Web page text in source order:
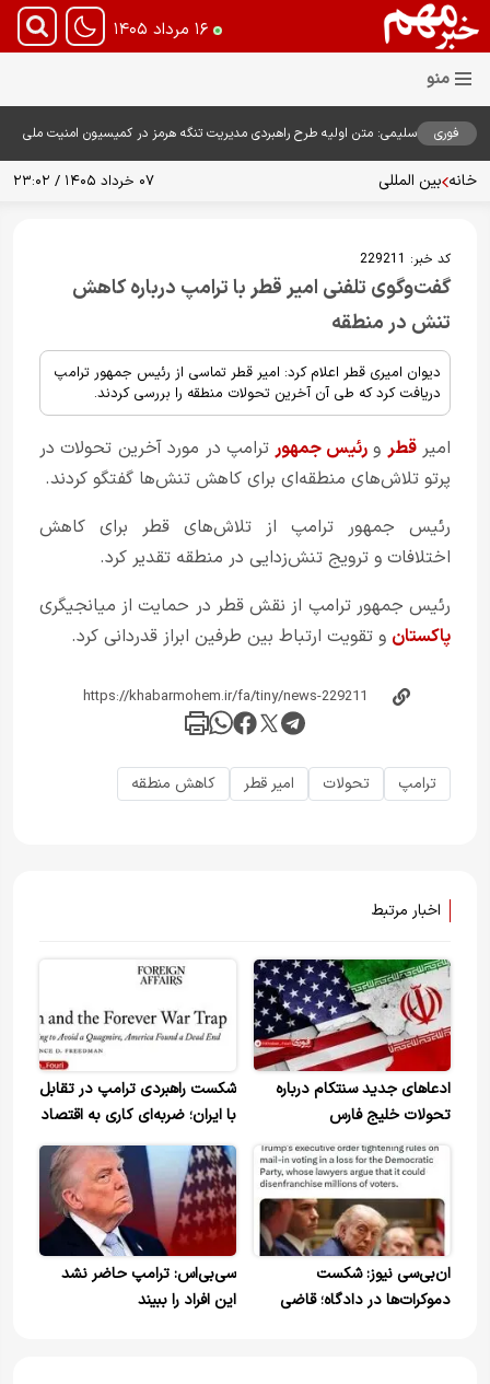
۱۶ مرداد ۱۴۰۵
فوری
سلیمی: متن اولیه طرح راهبردی مدیریت تنگه هرمز در کمیسیون امنیت ملی
خانه بین المللی ۰۷ خرداد ۱۴۰۵ / ۲۳:۰۲
کد خبر: 229211
گفت‌وگوی تلفنی امیر قطر با ترامپ درباره کاهش
تنش در منطقه
دیوان امیری قطر اعلام کرد: امیر قطر تماسی از رئیس جمهور ترامپ
دریافت کرد که طی آن آخرین تحولات منطقه را بررسی کردند.
امیرقطر ورئیس جمهورترامپ در مورد آخرین تحولات در
پرتو تلاش‌های منطقه‌ای برای کاهش تنش‌ها گفتگو کردند.
رئیس جمهور ترامپ از تلاش‌های قطر برای کاهش
اختلافات و ترویج تنش‌زدایی در منطقه تقدیر کرد.
رئیس جمهور ترامپ از نقش قطر در حمایت از میانجیگری
پاکستان و تقویت ارتباط بین طرفین ابراز قدردانی کرد.
ترامپ تحولات امیر قطر کاهش منطقه
اخبار مرتبط
ادعاهای جدید سنتکام درباره
تحولات خلیج فارس
شکست راهبردی ترامپ در تقابل
با ایران؛ ضربه‌ای کاری به اقتصاد
و آینده جمهوری‌خواهان
ان‌بی‌سی نیوز: شکست
دموکرات‌ها در دادگاه؛ قاضی
سی‌بی‌اس: ترامپ حاضر نشد
این افراد را ببیند